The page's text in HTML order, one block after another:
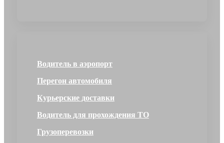
Водитель в аэропорт
Перегон автомобиля
Курьерские доставки
Водитель для прохождения ТО
Грузоперевозки